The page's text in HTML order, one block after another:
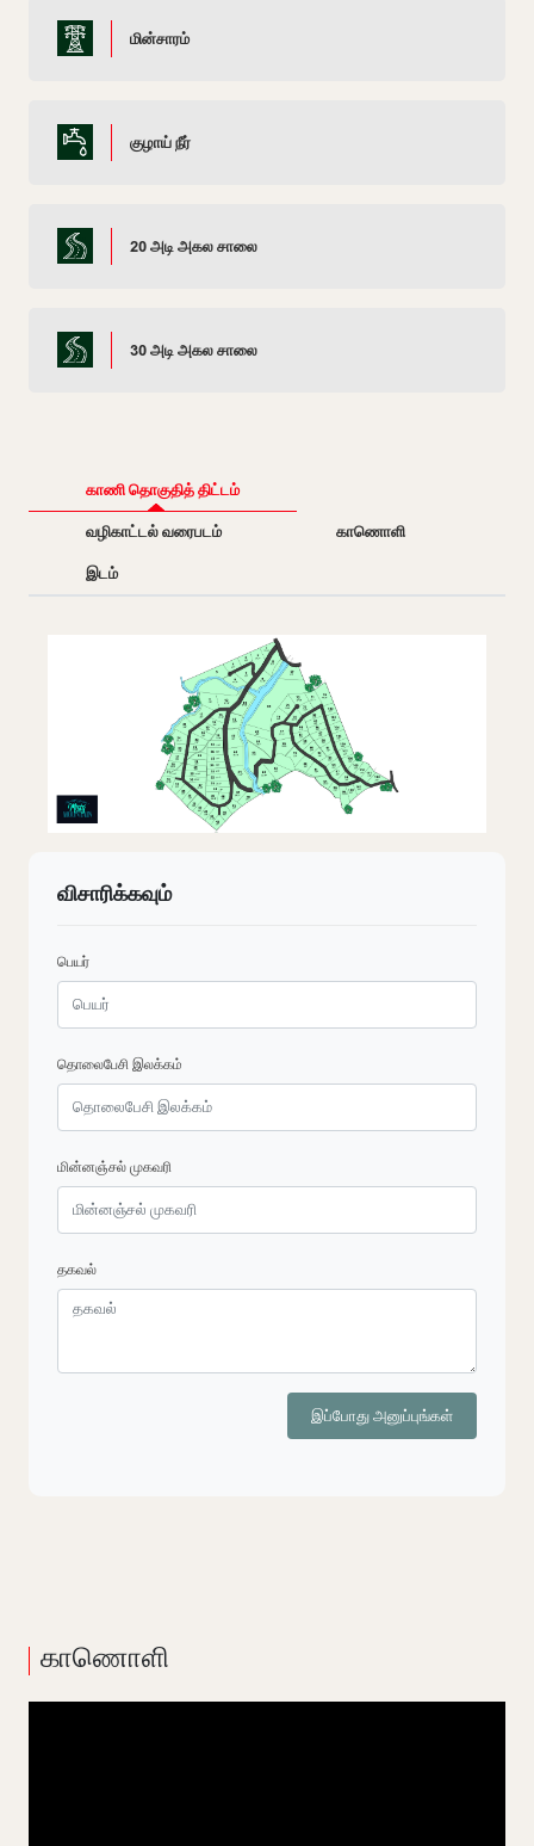
மின்சாரம்
குழாய் நீர்
20 அடி அகல சாலை
30 அடி அகல சாலை
காணி தொகுதித் திட்டம்
வழிகாட்டல் வரைபடம்
காணொளி
இடம்
விசாரிக்கவும்
பெயர்
தொலைபேசி இலக்கம்
மின்னஞ்சல் முகவரி
தகவல்
இப்போது அனுப்புங்கள்
காணொளி